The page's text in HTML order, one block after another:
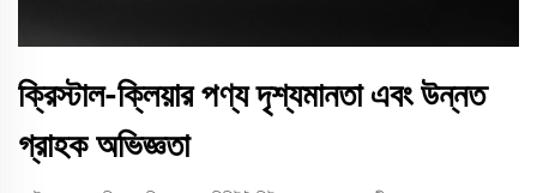
ক্রিস্টাল-ক্লিয়ার পণ্য দৃশ্যমানতা এবং উন্নত
গ্রাহক অভিজ্ঞতা